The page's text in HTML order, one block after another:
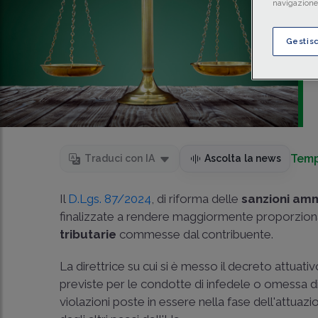
Traduci con IA Ascolta la news
Il D.Lgs. 87/2024, di riforma delle sanzioni
finalizzate a rendere maggiormente
tributarie commesse dal contribuente.
La direttrice su cui si è messo il decreto
previste per le condotte di infedele o omessa
violazioni poste in essere nella fase